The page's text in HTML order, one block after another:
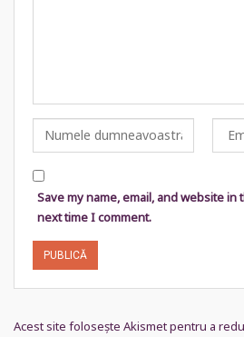
Save my name, email, and website
next time I comment.
Acest site folosește Akismet pentru a